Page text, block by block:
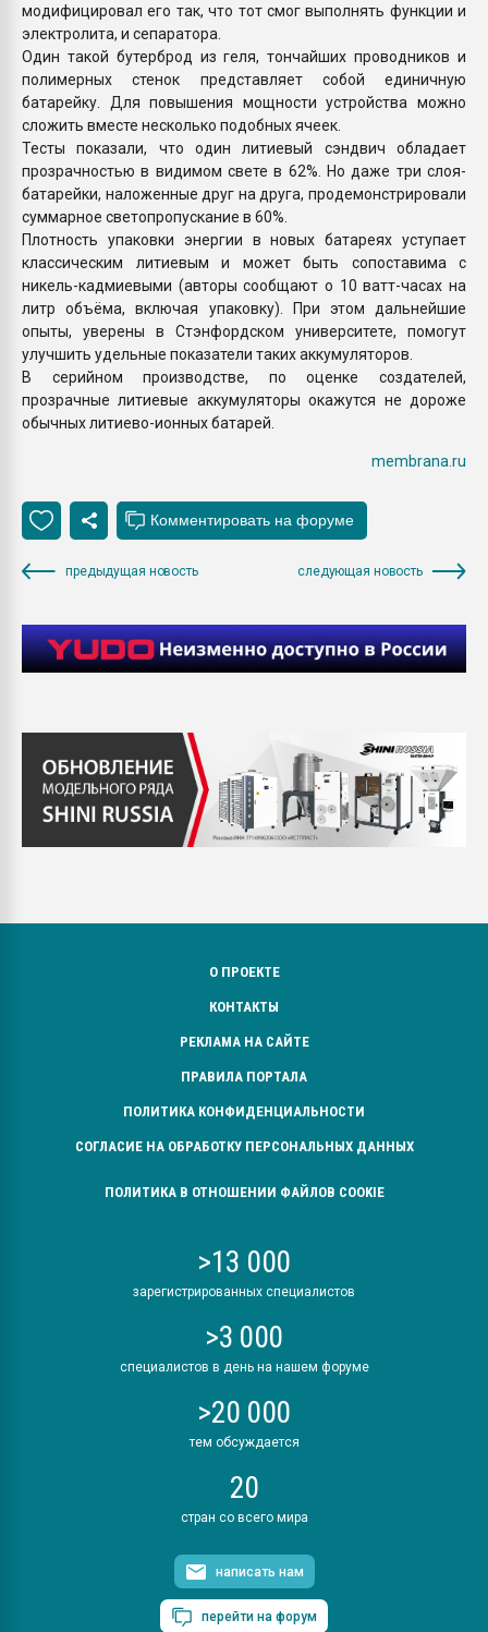
модифицировал его так, что тот смог выполнять функции и
электролита, и сепаратора.
Один такой бутерброд из геля, тончайших проводников и
полимерных стенок представляет собой единичную
батарейку. Для повышения мощности устройства можно
сложить вместе несколько подобных ячеек.
Тесты показали, что один литиевый сэндвич обладает
прозрачностью в видимом свете в 62%. Но даже три слоя-
батарейки, наложенные друг на друга, продемонстрировали
суммарное светопропускание в 60%.
Плотность упаковки энергии в новых батареях уступает
классическим литиевым и может быть сопоставима с
никель-кадмиевыми (авторы сообщают о 10 ватт-часах на
литр объёма, включая упаковку). При этом дальнейшие
опыты, уверены в Стэнфордском университете, помогут
улучшить удельные показатели таких аккумуляторов.
В серийном производстве, по оценке создателей,
прозрачные литиевые аккумуляторы окажутся не дороже
обычных литиево-ионных батарей.
membrana.ru
предыдущая новость следующая новость
О ПРОЕКТЕ
КОНТАКТЫ
РЕКЛАМА НА САЙТЕ
ПРАВИЛА ПОРТАЛА
ПОЛИТИКА КОНФИДЕНЦИАЛЬНОСТИ
СОГЛАСИЕ НА ОБРАБОТКУ ПЕРСОНАЛЬНЫХ ДАННЫХ
ПОЛИТИКА В ОТНОШЕНИИ ФАЙЛОВ COOKIE
>13 000
зарегистрированных специалистов
>3 000
специалистов в день на нашем форуме
>20 000
тем обсуждается
20
стран со всего мира
написать нам
перейти на форум